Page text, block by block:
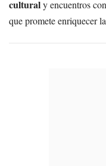
culturaly encuentros
que promete enriquecer